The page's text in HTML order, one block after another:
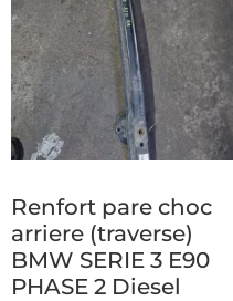
Renfort pare choc
arriere (traverse)
BMW SERIE 3 E90
PHASE 2 Diesel